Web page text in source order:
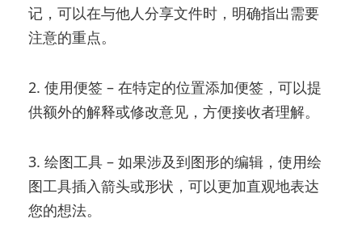
记，可以在与他人分享文件时，明确指出需要
注意的重点。
2. 使用便签 – 在特定的位置添加便签，可以提
供额外的解释或修改意见，方便接收者理解。
3. 绘图工具 – 如果涉及到图形的编辑，使用绘
图工具插入箭头或形状，可以更加直观地表达
您的想法。